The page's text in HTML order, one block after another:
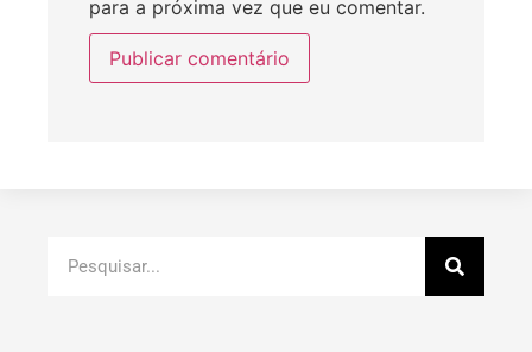
para a próxima vez que eu comentar.